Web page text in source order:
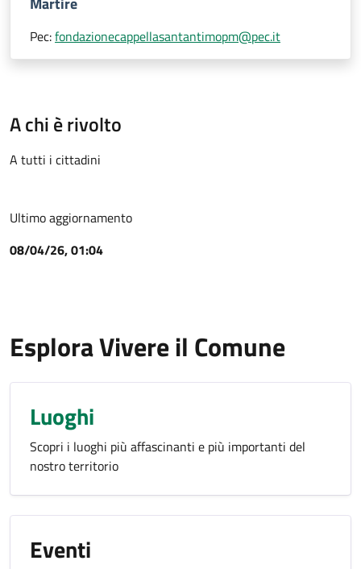
Pec:fondazionecappellasantantimopm@pec.it
A chi è rivolto
A tutti i cittadini
Ultimo aggiornamento
08/04/26, 01:04
Esplora Vivere il Comune
Luoghi
Scopri i luoghi più affascinanti e più importanti del
nostro territorio
Eventi